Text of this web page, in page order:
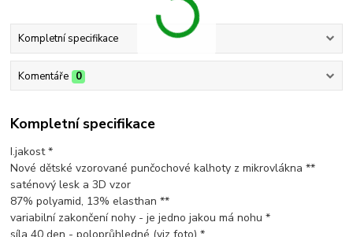
Kompletní specifikace
Komentáře 0
Kompletní specifikace
I.jakost *
Nové dětské vzorované punčochové kalhoty z mikrovlákna **
saténový lesk a 3D vzor
87% polyamid, 13% elasthan **
variabilní zakončení nohy - je jedno jakou má nohu *